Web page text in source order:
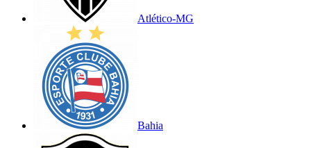
Atlético-MG
Bahia